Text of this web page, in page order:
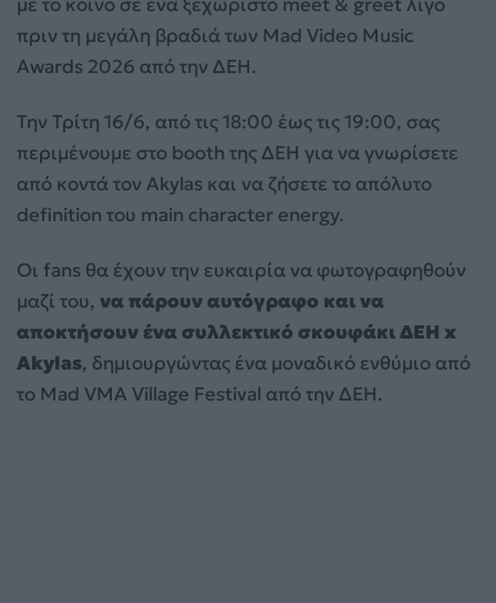
πριν τη μεγάλη βραδιά των Mad Video Music
Awards 2026 από την ΔΕΗ.
Την Τρίτη 16/6, από τις 18:00 έως τις 19:00, σας
περιμένουμε στο booth της ΔΕΗ για να γνωρίσετε
από κοντά τον Akylas και να ζήσετε το απόλυτο
definition του main character energy.
Οι fans θα έχουν την ευκαιρία να φωτογραφηθούν
μαζί του, να πάρουν αυτόγραφο και να
αποκτήσουν ένα συλλεκτικό σκουφάκι ΔΕΗ x
Akylas, δημιουργώντας ένα μοναδικό ενθύμιο από
το Mad VMA Village Festival από την ΔΕΗ.